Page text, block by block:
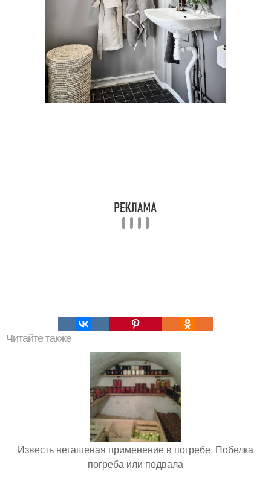
Читайте также
Известь негашеная применение в погребе. Побелка
погреба или подвала